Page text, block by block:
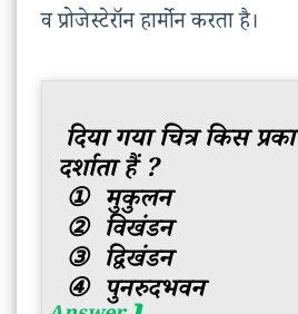
व प्रोजेस्टेरॉन हार्मोन करता है।
दिया गया चित्र किस
दर्शाता हैं ?
① मुकुलन
② विखंडन
③ द्विखंडन
④ पुनरुदभवन